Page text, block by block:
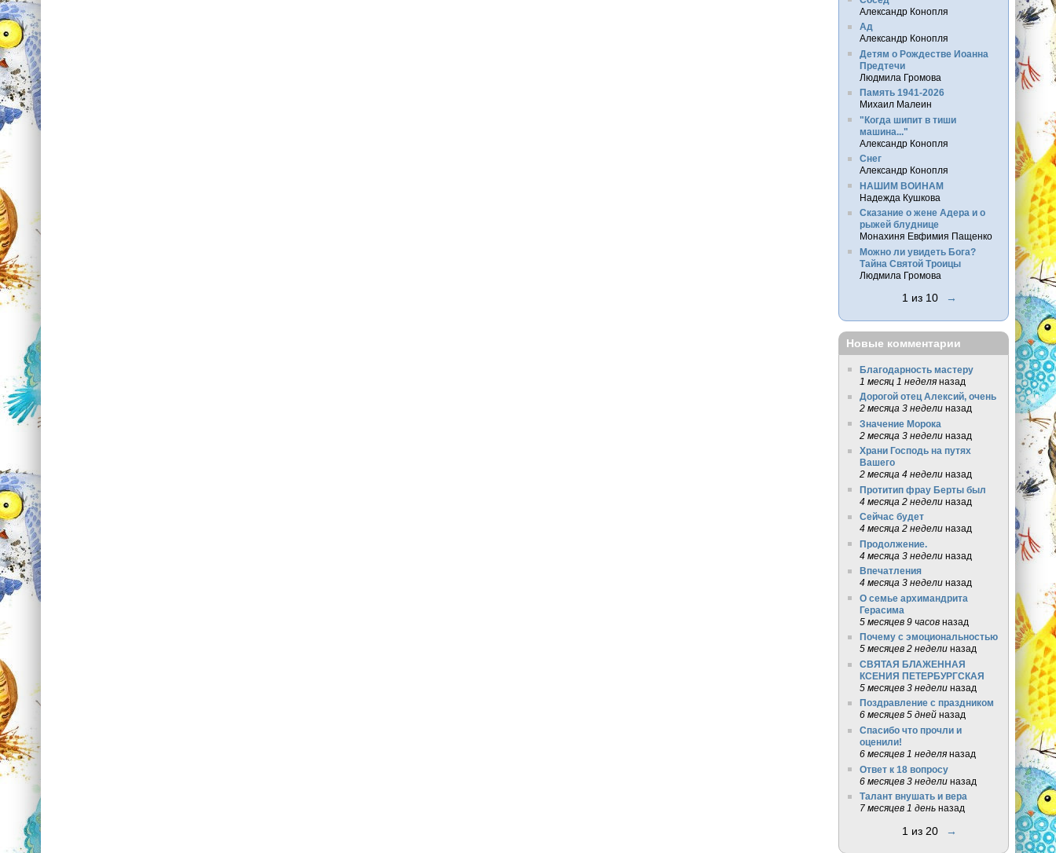
Александр Конопля
Ад
Александр Конопля
Детям о Рождестве Иоанна
Предтечи
Людмила Громова
Память 1941-2026
Михаил Малеин
"Когда шипит в тиши
машина..."
Александр Конопля
Снег
Александр Конопля
НАШИМ ВОИНАМ
Надежда Кушкова
Сказание о жене Адера и о
рыжей блуднице
Монахиня Евфимия Пащенко
Можно ли увидеть Бога?
Тайна Святой Троицы
Людмила Громова
1 из 10 →
Новые комментарии
Благодарность мастеру
1 месяц 1 неделяназад
Дорогой отец Алексий, очень
2 месяца 3 неделиназад
Значение Морока
2 месяца 3 неделиназад
Храни Господь на путях
Вашего
2 месяца 4 неделиназад
Протитип фрау Берты был
4 месяца 2 неделиназад
Сейчас будет
4 месяца 2 неделиназад
Продолжение.
4 месяца 3 неделиназад
Впечатления
4 месяца 3 неделиназад
О семье архимандрита
Герасима
5 месяцев 9 часовназад
Почему с эмоциональностью
5 месяцев 2 неделиназад
СВЯТАЯ БЛАЖЕННАЯ
КСЕНИЯ ПЕТЕРБУРГСКАЯ
5 месяцев 3 неделиназад
Поздравление с праздником
6 месяцев 5 днейназад
Спасибо что прочли и
оценили!
6 месяцев 1 неделяназад
Ответ к 18 вопросу
6 месяцев 3 неделиназад
Талант внушать и вера
7 месяцев 1 деньназад
1 из 20 →